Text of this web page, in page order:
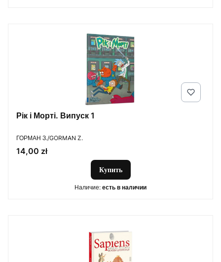
Рік і Морті. Випуск 1
ПРОИЗВОДИТЕЛЬ
ГОРМАН З./GORMAN Z.
Цена
14,00 zł
Купить
Наличие: есть в наличии